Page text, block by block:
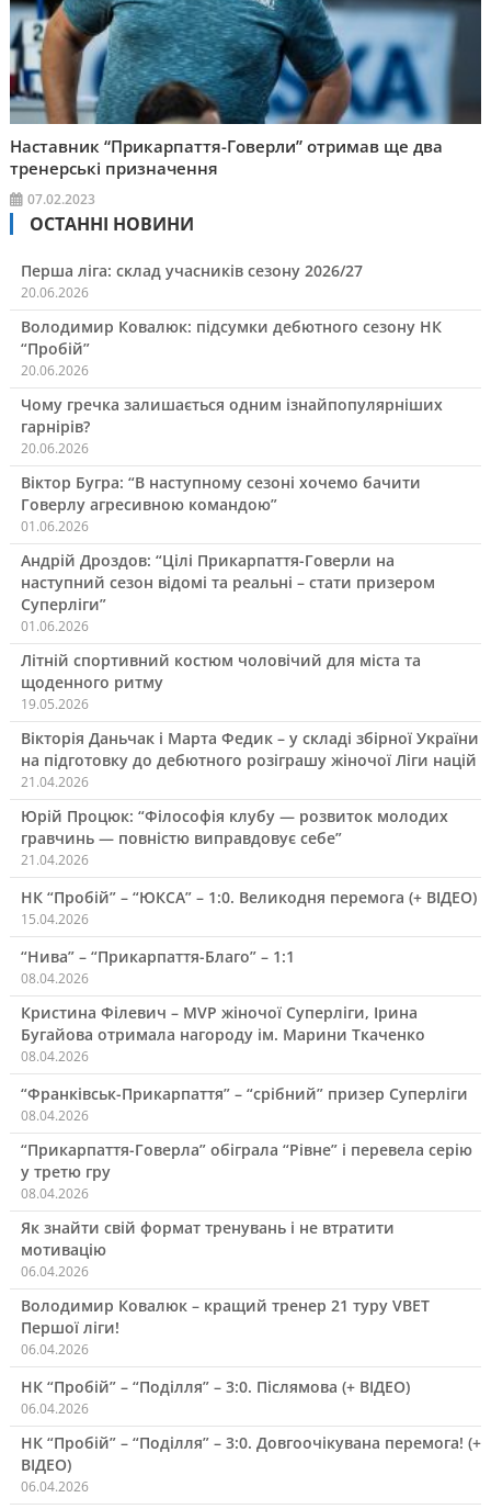
Наставник “Прикарпаття-Говерли” отримав ще два
тренерські призначення
07.02.2023
ОСТАННІ НОВИНИ
Перша ліга: склад учасників сезону 2026/27
20.06.2026
Володимир Ковалюк: підсумки дебютного сезону НК
“Пробій”
20.06.2026
Чому гречка залишається одним ізнайпопулярніших
гарнірів?
20.06.2026
Віктор Бугра: “В наступному сезоні хочемо бачити
Говерлу агресивною командою”
01.06.2026
Андрій Дроздов: “Цілі Прикарпаття-Говерли на
наступний сезон відомі та реальні – стати призером
Суперліги”
01.06.2026
Літній спортивний костюм чоловічий для міста та
щоденного ритму
19.05.2026
Вікторія Даньчак і Марта Федик – у складі збірної України
на підготовку до дебютного розіграшу жіночої Ліги націй
21.04.2026
Юрій Процюк: “Філософія клубу — розвиток молодих
гравчинь — повністю виправдовує себе”
21.04.2026
НК “Пробій” – “ЮКСА” – 1:0. Великодня перемога (+ ВІДЕО)
15.04.2026
“Нива” – “Прикарпаття-Благо” – 1:1
08.04.2026
Кристина Філевич – MVP жіночої Суперліги, Ірина
Бугайова отримала нагороду ім. Марини Ткаченко
08.04.2026
“Франківськ-Прикарпаття” – “срібний” призер Суперліги
08.04.2026
“Прикарпаття-Говерла” обіграла “Рівне” і перевела серію
у третю гру
08.04.2026
Як знайти свій формат тренувань і не втратити
мотивацію
06.04.2026
Володимир Ковалюк – кращий тренер 21 туру VBET
Першої ліги!
06.04.2026
НК “Пробій” – “Поділля” – 3:0. Післямова (+ ВІДЕО)
06.04.2026
НК “Пробій” – “Поділля” – 3:0. Довгоочікувана перемога! (+
ВІДЕО)
06.04.2026